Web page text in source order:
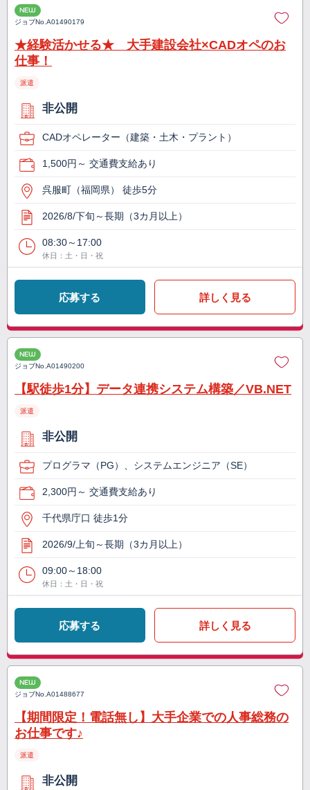
NEW
ジョブNo.A01490179
★経験活かせる★ 大手建設会社×CADオペのお
仕事！
派遣
非公開
CADオペレーター（建築・土木・プラント）
1,500円～ 交通費支給あり
呉服町（福岡県） 徒歩5分
2026/8/下旬～長期（3カ月以上）
08:30～17:00
休日：土・日・祝
応募する 詳しく見る
NEW
ジョブNo.A01490200
【駅徒歩1分】データ連携システム構築／VB.NET
派遣
非公開
プログラマ（PG）、システムエンジニア（SE）
2,300円～ 交通費支給あり
千代県庁口 徒歩1分
2026/9/上旬～長期（3カ月以上）
09:00～18:00
休日：土・日・祝
応募する 詳しく見る
NEW
ジョブNo.A01488677
【期間限定！電話無し】大手企業での人事総務の
お仕事です♪
派遣
非公開